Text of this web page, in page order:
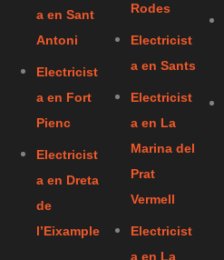
a en Sant
Antoni
Electricist
a en Fort
Pienc
Electricist
a en Dreta
de
l’Eixample
Rodes
Electricist
a en Sants
Electricist
a en La
Marina del
Prat
Vermell
Electricist
a en La